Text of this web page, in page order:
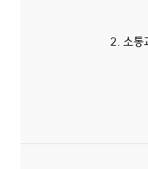
2. 소통